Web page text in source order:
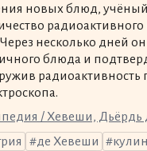
новых блюд,
радиоактивного
несколько дней он
блюда и
радиоактивность
/ Хевеши, Дьёрдь
де Хевеши